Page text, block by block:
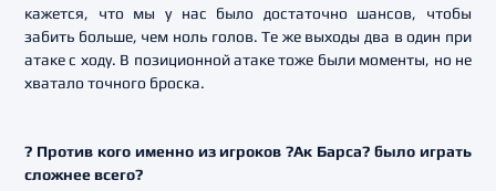
кажется, что мы у нас было достаточно шансов, чтобы
забить больше, чем ноль голов. Те же выходы два в один при
атаке с ходу. В позиционной атаке тоже были моменты, но не
хватало точного броска.
? Против кого именно из игроков ?Ак Барса? было играть
сложнее всего?